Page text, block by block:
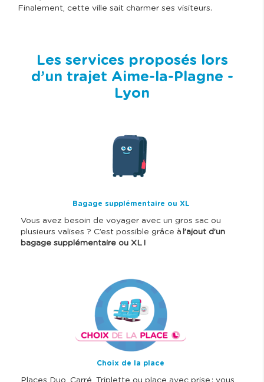
Finalement, cette ville sait charmer ses visiteurs.
Les services proposés lors
d’un trajet Aime-la-Plagne -
Lyon
Bagage supplémentaire ou XL
Vous avez besoin de voyager avec un gros sac ou
plusieurs valises ? C’est possible grâce à l’ajout d’un
bagage supplémentaire ou XL !
Choix de la place
Places Duo, Carré, Triplette ou place avec prise : vous